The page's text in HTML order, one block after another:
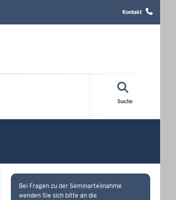
TopKontakt
Suche
Bei Fragen zu der Seminarteilnahme
wenden Sie sich bitte an die